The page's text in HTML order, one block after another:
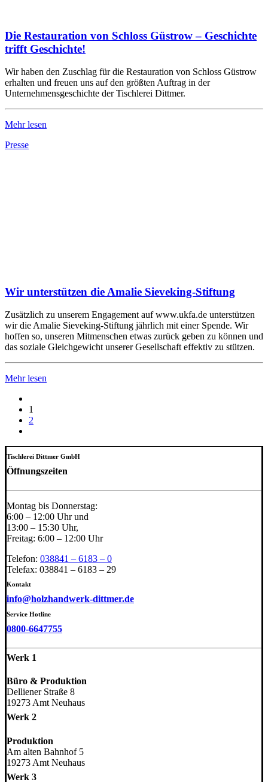
Die Restauration von Schloss Güstrow – Geschichte
trifft Geschichte!
Wir haben den Zuschlag für die Restauration von Schloss Güstrow
erhalten und freuen uns auf den größten Auftrag in der
Unternehmensgeschichte der Tischlerei Dittmer.
Mehr lesen
Presse
Wir unterstützen die Amalie Sieveking-Stiftung
Zusätzlich zu unserem Engagement auf www.ukfa.de unterstützen
wir die Amalie Sieveking-Stiftung jährlich mit einer Spende. Wir
hoffen so, unseren Mitmenschen etwas zurück geben zu können und
das soziale Gleichgewicht unserer Gesellschaft effektiv zu stützen.
Mehr lesen
1
2
Tischlerei Dittmer GmbH
Öffnungszeiten
Montag bis Donnerstag:
6:00 – 12:00 Uhr und
13:00 – 15:30 Uhr,
Freitag: 6:00 – 12:00 Uhr
Telefon: 038841 – 6183 – 0
Telefax: 038841 – 6183 – 29
Kontakt
info@holzhandwerk-dittmer.de
Service Hotline
0800-6647755
Werk 1
Büro & Produktion
Delliener Straße 8
19273 Amt Neuhaus
Werk 2
Produktion
Am alten Bahnhof 5
19273 Amt Neuhaus
Werk 3